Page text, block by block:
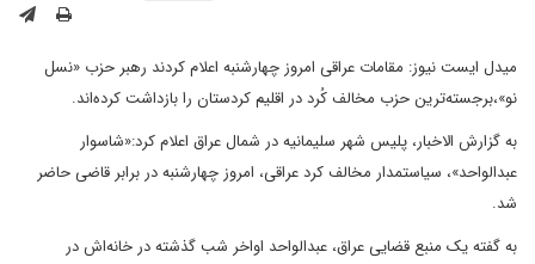
میدل ایست نیوز: مقامات عراقی امروز چهارشنبه اعلام کردند رهبر حزب «نسل
نو»،برجسته‌ترین حزب مخالف کُرد در اقلیم کردستان را بازداشت کرده‌اند.
به گزارش الاخبار، پلیس شهر سلیمانیه در شمال عراق اعلام کرد:«شاسوار
عبدالواحد»، سیاستمدار مخالف کرد عراقی‌، امروز چهارشنبه در برابر قاضی حاضر
شد.
به گفته یک منبع قضایی عراق، عبدالواحد اواخر شب گذشته در خانه‌اش در